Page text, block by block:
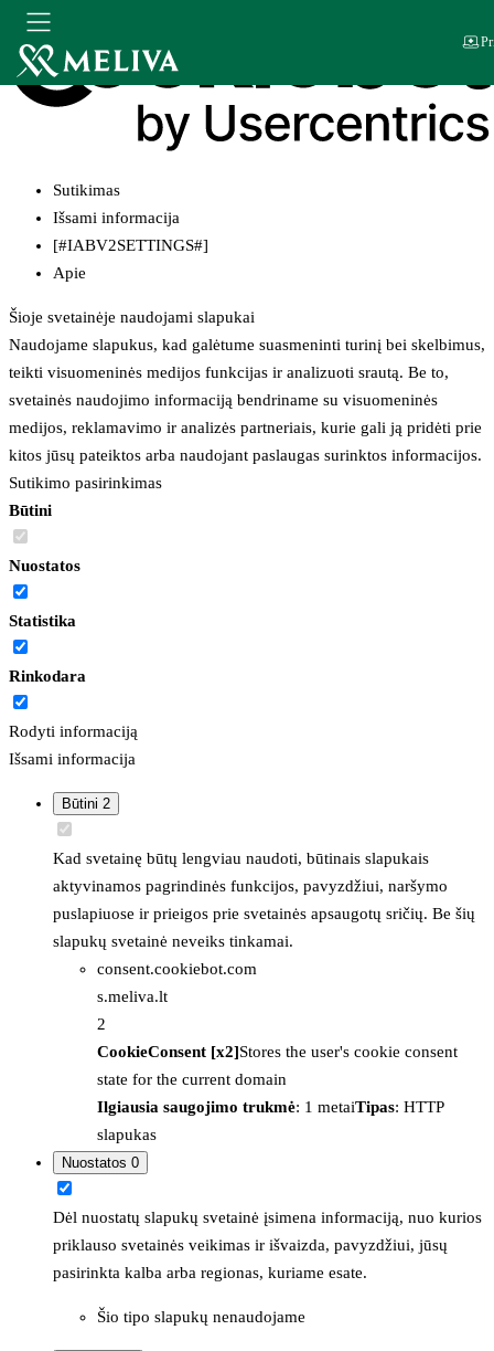
Sutikimas
Išsami informacija
[#IABV2SETTINGS#]
Apie
Šioje svetainėje naudojami slapukai
Naudojame slapukus, kad galėtume suasmeninti turinį bei skelbimus,
teikti visuomeninės medijos funkcijas ir analizuoti srautą. Be to,
svetainės naudojimo informaciją bendriname su visuomeninės
medijos, reklamavimo ir analizės partneriais, kurie gali ją pridėti prie
kitos jūsų pateiktos arba naudojant paslaugas surinktos informacijos.
Sutikimo pasirinkimas
Būtini
Nuostatos
Statistika
Rinkodara
Rodyti informaciją
Išsami informacija
Būtini 2
Kad svetainę būtų lengviau naudoti, būtinais slapukais
aktyvinamos pagrindinės funkcijos, pavyzdžiui, naršymo
puslapiuose ir prieigos prie svetainės apsaugotų sričių. Be šių
slapukų svetainė neveiks tinkamai.
consent.cookiebot.com
s.meliva.lt
2
CookieConsent [x2]Stores the user's cookie consent
state for the current domain
Ilgiausia saugojimo trukmė: 1 metaiTipas: HTTP
slapukas
Nuostatos 0
Dėl nuostatų slapukų svetainė įsimena informaciją, nuo kurios
priklauso svetainės veikimas ir išvaizda, pavyzdžiui, jūsų
pasirinkta kalba arba regionas, kuriame esate.
Šio tipo slapukų nenaudojame